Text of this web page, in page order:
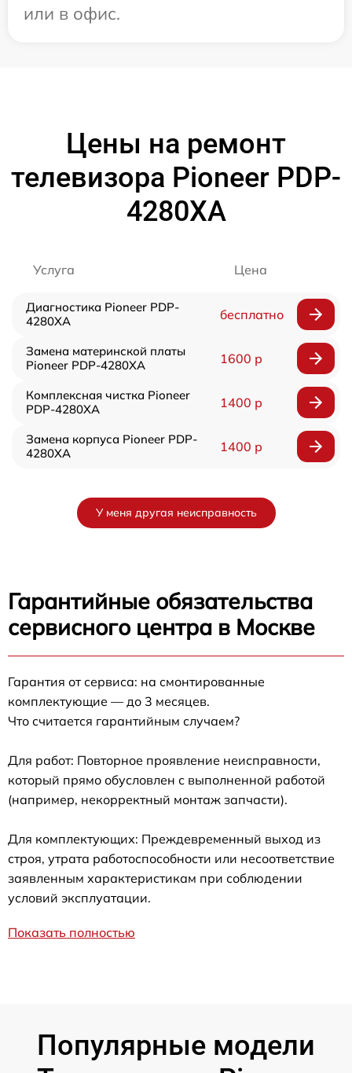
или в офис.
Цены на ремонт
телевизора Pioneer PDP-
4280XA
Услуга Цена
Диагностика Pioneer PDP-
4280XA
бесплатно
Замена материнской платы
Pioneer PDP-4280XA
1600 р
Комплексная чистка Pioneer
PDP-4280XA
1400 р
Замена корпуса Pioneer PDP-
4280XA
1400 р
У меня другая неисправность
Гарантийные обязательства
сервисного центра в Москве
Гарантия от сервиса: на смонтированные
комплектующие — до 3 месяцев.
Что считается гарантийным случаем?
Для работ: Повторное проявление неисправности,
который прямо обусловлен с выполненной работой
(например, некорректный монтаж запчасти).
Для комплектующих: Преждевременный выход из
строя, утрата работоспособности или несоответствие
заявленным характеристикам при соблюдении
условий эксплуатации.
Показать полностью
Популярные модели